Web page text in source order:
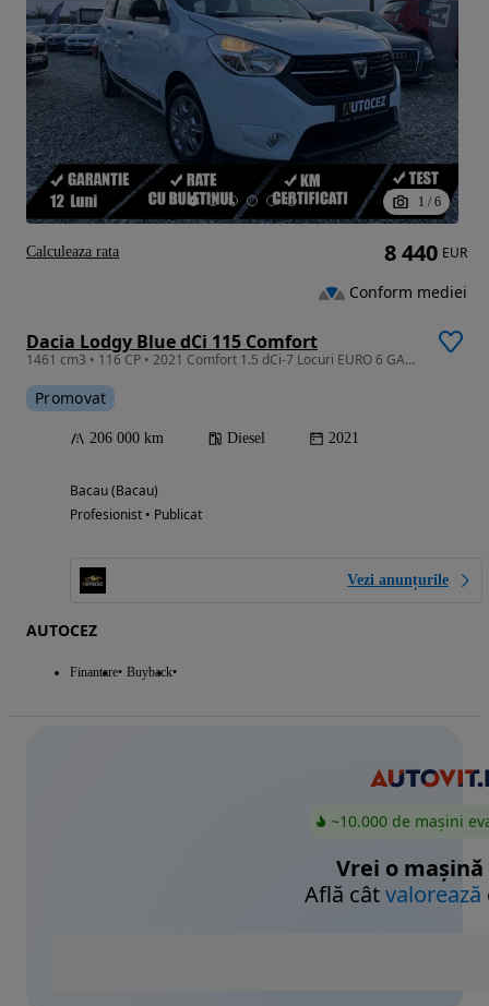
1 / 6
Dacia Lodgy Blue dCi 115 Comfort
1461 cm3 • 116 CP • 2021 Comfort 1.5 dCi-7 Locuri EURO 6 GARANTIE/RATE
Promovat
206 000 km Diesel 2021
Bacau (Bacau)
Profesionist • Publicat
Vezi anunțurile
AUTOCEZ
Finantare Buyback
8 440 EUR
Conform mediei
Calculeaza rata
~10.000 de mașini
Vrei o mașină
Află câtvalorează